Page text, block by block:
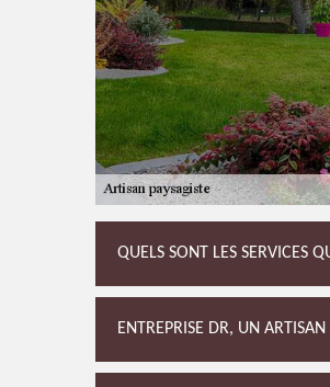
QUELS SONT LES SERVICES
ENTREPRISE DR, UN